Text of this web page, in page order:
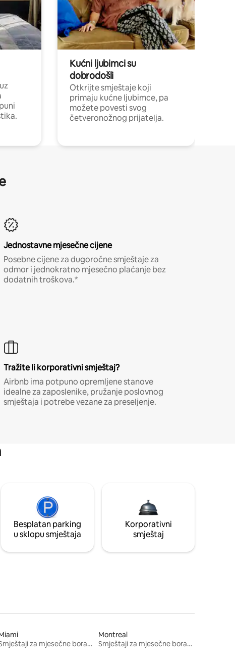
Kućni ljubimci su
dobrodošli
Otkrijte smještaje koji
primaju kućne ljubimce, pa
možete povesti svog
četveronožnog prijatelja.
Jednostavne mjesečne cijene
Posebne cijene za dugoročne smještaje za
odmor i jednokratno mjesečno plaćanje bez
dodatnih troškova.*
Tražite li korporativni smještaj?
Airbnb ima potpuno opremljene stanove
idealne za zaposlenike, pružanje poslovnog
smještaja i potrebe vezane za preseljenje.
Besplatan parking
u sklopu smještaja
Korporativni
smještaj
Smještaji za mjesečne boravke
Montreal
Smještaji za mjesečne boravke